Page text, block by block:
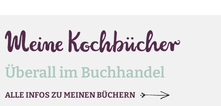
Überall im Buchhandel
ALLE INFOS ZU MEINEN BÜCHERN